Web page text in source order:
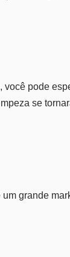
pode
se
grande